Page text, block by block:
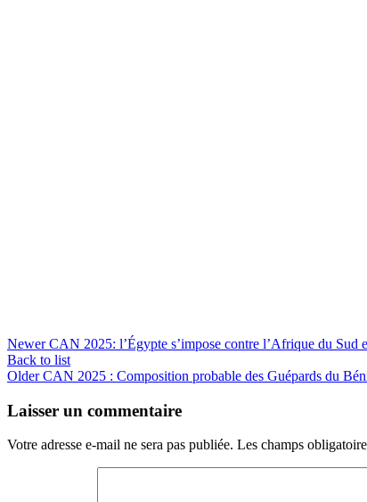
Newer CAN 2025: l’Égypte s’impose contre l’Afrique du Sud
Back to list
Older CAN 2025 : Composition probable des Guépards du
Laisser un commentaire
Votre adresse e-mail ne sera pas publiée. Les champs